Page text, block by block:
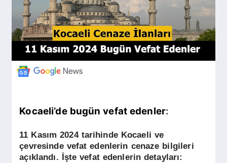
EĞITIM
EKONOMI
SAĞLIK
SPOR
Kocaeli’de bugün vefat edenler:
11 Kasım 2024 tarihinde Kocaeli ve
çevresinde vefat edenlerin cenaze bilgileri
açıklandı. İşte vefat edenlerin detayları: